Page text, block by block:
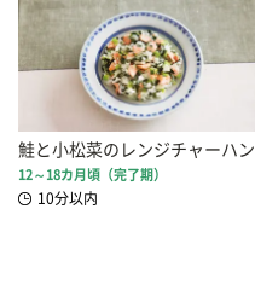
鮭と小松菜のレンジチャーハン
12～18カ月頃（完了期）
10分以内